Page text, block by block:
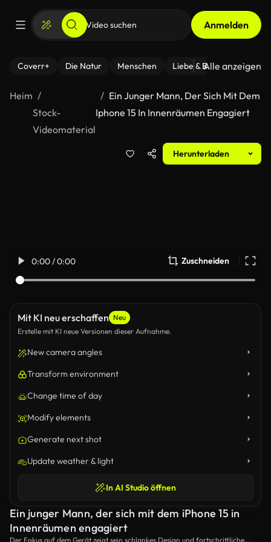
Anmelden
Coverr+ Die Natur Menschen Liebe & Beziehungen
Alle anzeigen
Heim
Stock-
Videomaterial
Ein Junger Mann, Der Sich Mit Dem
Iphone 15 In Innenräumen Engagiert
Herunterladen
0:00 / 0:00 Zuschneiden
Mit KI neu erschaffen Neu
Erstelle mit KI neue Versionen dieser Aufnahme.
New camera angles
Transform environment
Change time of day
Modify elements
Generate next shot
Update weather & light
In AI Studio öffnen
Ein junger Mann, der sich mit dem iPhone 15 in
Innenräumen engagiert
Der Fokus auf dem Gerät zeigt sein schlankes Design und fortschrittliche